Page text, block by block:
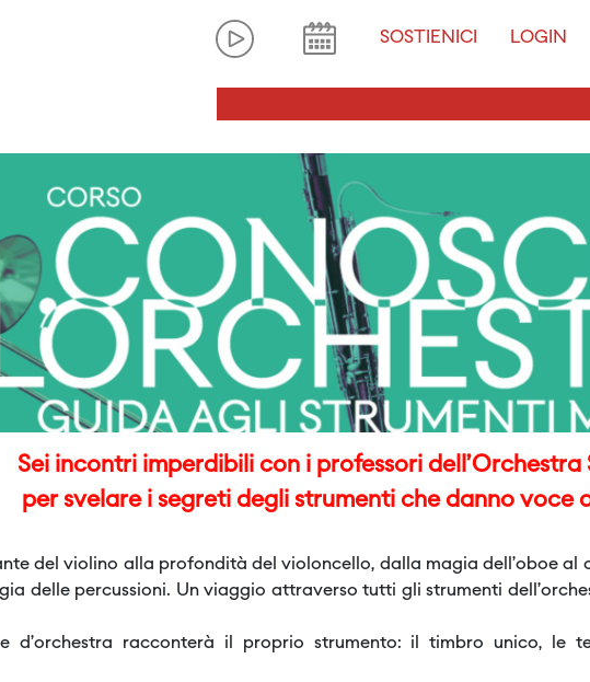
SOSTIENICI LOGIN
Sei incontri imperdibili con i professori
per svelare i segreti degli strumenti che danno voce
del violino alla profondità del violoncello, dalla magia dell’oboe
delle percussioni. Un viaggio attraverso tutti gli strumenti
d’orchestra racconterà il proprio strumento: il timbro unico, le